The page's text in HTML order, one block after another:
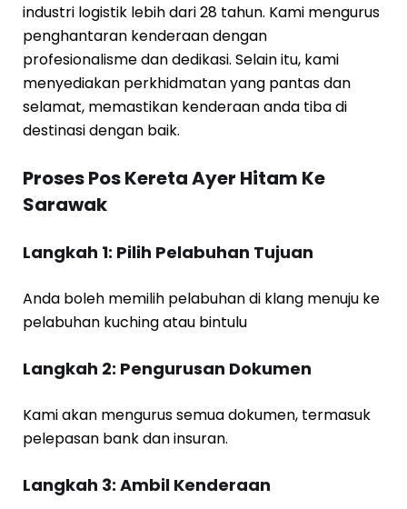
industri logistik lebih dari 28 tahun. Kami mengurus
penghantaran kenderaan dengan
profesionalisme dan dedikasi. Selain itu, kami
menyediakan perkhidmatan yang pantas dan
selamat, memastikan kenderaan anda tiba di
destinasi dengan baik.
Proses Pos Kereta Ayer Hitam Ke
Sarawak
Langkah 1: Pilih Pelabuhan Tujuan
Anda boleh memilih pelabuhan di klang menuju ke
pelabuhan kuching atau bintulu
Langkah 2: Pengurusan Dokumen
Kami akan mengurus semua dokumen, termasuk
pelepasan bank dan insuran.
Langkah 3: Ambil Kenderaan